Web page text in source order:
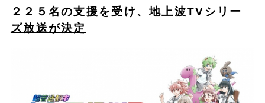
２２５名の支援を受け、地上波TV シリー
ズ放送が決定